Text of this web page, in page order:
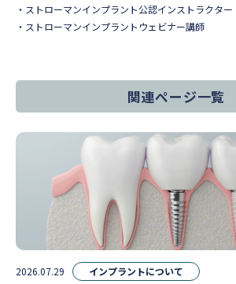
ストローマンインプラント公認インストラクター
ストローマンインプラントウェビナー講師
関連ページ一覧
2026.07.29 インプラントについて